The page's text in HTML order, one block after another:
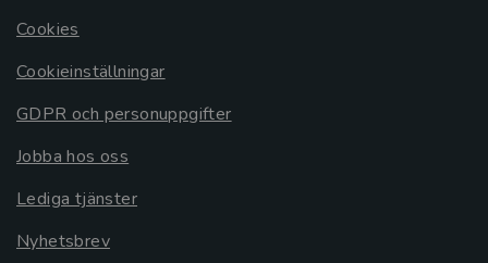
Cookies
Cookieinställningar
GDPR och personuppgifter
Jobba hos oss
Lediga tjänster
Nyhetsbrev